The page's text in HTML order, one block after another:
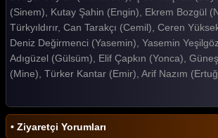
Gelin 85. Bölüm
Gelin 84. Bölüm
Gelin 83. Bölüm
Gelin 81. Bölüm
Gelin 80. Bölüm
(Sinem), Kutay Şahin (Engin), Ekrem Bozgül
Türkyıldırır, Can Tarakçı (Cemil), Ceren
Deniz Değirmenci (Yasemin), Yasemin
Adıgüzel (Gülsüm), Elif Çapkın (Yonca),
(Mine), Türker Kantar (Emir), Arif Nazım
• Ziyaretçi Yorumları